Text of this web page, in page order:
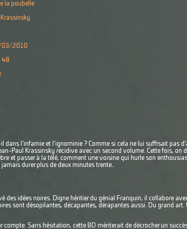
la poubelle
03/2010
48
dans l’infamie et l’ignominie ? Comme si cela ne lui suffisait pas
Paul Krassinsky récidive avec un second volume. Cette fois, on
et passer à la télé, comment une voisine qui hurle son
durer plus de deux minutes trente…
des idées noires. Digne héritier du génial Franquin, il collabore
sont désopilantes, décapantes, dérapantes aussi. Du grand
Sans hésitation, cette BD mériterait de décrocher un